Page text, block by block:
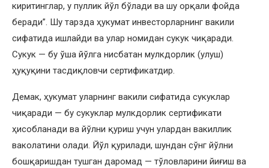
киритинглар, у пуллик йўл бўлади ва шу орқали фойда
беради”. Шу тарзда ҳукумат инвесторларнинг вакили
сифатида ишлайди ва улар номидан сукук чиқаради.
Сукук — бу ўша йўлга нисбатан мулкдорлик (улуш)
ҳуқуқини тасдиқловчи сертификатдир.
Демак, ҳукумат уларнинг вакили сифатида сукуклар
чиқаради — бу сукуклар мулкдорлик сертификати
ҳисобланади ва йўлни қуриш учун улардан вакиллик
ваколатини олади. Йўл қурилади, шундан сўнг йўлни
бошқаришдан тушган даромад — тўловларини йиғиш ва